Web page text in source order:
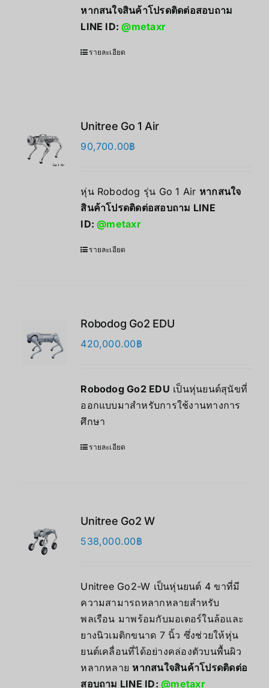
หากสนใจสินค้าโปรดติดต่อสอบถาม
LINE ID:@metaxr
รายละเอียด
Unitree Go 1 Air
90,700.00฿
หุ่น Robodog รุ่น Go 1 Air หากสนใจ
สินค้าโปรดติดต่อสอบถาม LINE
ID:@metaxr
รายละเอียด
Robodog Go2 EDU
420,000.00฿
Robodog Go2 EDU เป็นหุ่นยนต์สุนัขที่
ออกแบบมาสำหรับการใช้งานทางการ
ศึกษา
รายละเอียด
Unitree Go2 W
538,000.00฿
Unitree Go2-W เป็นหุ่นยนต์ 4 ขาที่มี
ความสามารถหลากหลายสำหรับ
พลเรือน มาพร้อมกับมอเตอร์ในล้อและ
ยางนิวเมติกขนาด 7 นิ้ว ซึ่งช่วยให้หุ่น
ยนต์เคลื่อนที่ได้อย่างคล่องตัวบนพื้นผิว
หลากหลาย หากสนใจสินค้าโปรดติดต่อ
สอบถาม LINE ID:@metaxr